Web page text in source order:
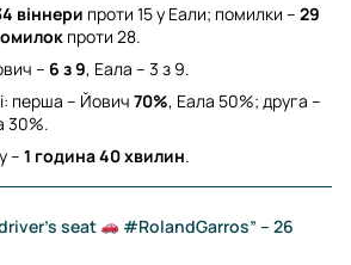
віннери проти 15 у Еали; помилки – 29
проти 28.
– 6 з 9, Еала – 3 з 9.
перша – Йович 70%, Еала 50%; друга –
30%.
– 1 година 40 хвилин.
seat
#RolandGarros” – 26